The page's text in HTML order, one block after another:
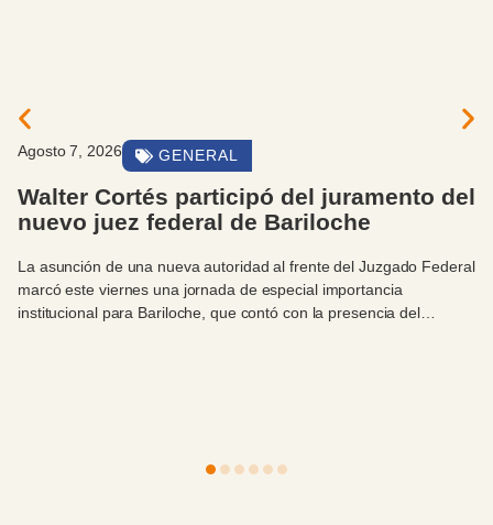
Agosto 7, 2026 GENERAL
Walter Cortés participó del juramento del
nuevo juez federal de Bariloche
La asunción de una nueva autoridad al frente del Juzgado Federal
marcó este viernes una jornada de especial importancia
institucional para Bariloche, que contó con la presencia del